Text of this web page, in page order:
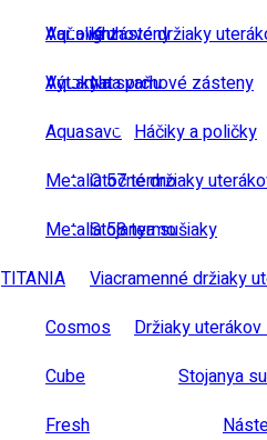
Vaňové zásteny
Výtoky na vaňu
Aqualight
Aquamat
Aquasave
Metalia 57 termo
Metalia 58 termo
TITANIA
Cosmos
Cube
Fresh
Kruhové držiaky
Na sprchové zásteny
Háčiky a poličky
Otočné držiaky
Stojanya sušiaky
Viacramenné držiaky
Držiaky
Stojanya